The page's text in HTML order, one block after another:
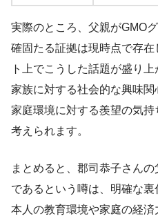
実際のところ、父親がGMO
確固たる証拠は現時点で存
ト上でこうした話題が盛り
家族に対する社会的な興味関
家庭環境に対する羨望の気
考えられます。
まとめると、郡司恭子さん
であるという噂は、明確な裏
本人の教育環境や家庭の経